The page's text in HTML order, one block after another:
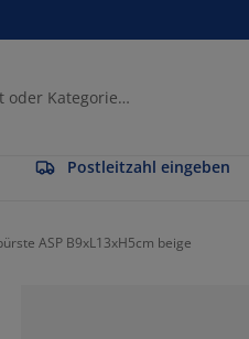
Postleitzahl eingeben
ASP B9xL13xH5cm beige